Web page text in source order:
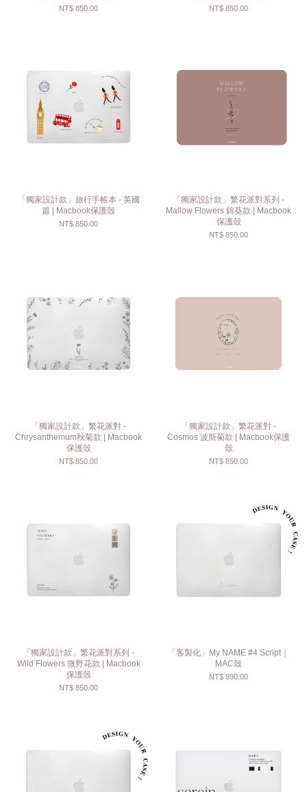
NT$ 850.00 NT$ 850.00
「獨家設計款」旅行手帳本 - 英國
篇 | Macbook保護殼
NT$ 850.00
「獨家設計款」繁花派對系列 -
Mallow Flowers 錦葵款 | Macbook
保護殼
NT$ 850.00
「獨家設計款」繁花派對 -
Chrysanthemum秋菊款 | Macbook
保護殼
NT$ 850.00
「獨家設計款」繁花派對 -
Cosmos 波斯菊款 | Macbook保護
殼
NT$ 850.00
「獨家設計款」繁花派對系列 -
Wild Flowers 微野花款 | Macbook
保護殼
NT$ 850.00
「客製化」My NAME #4 Script｜
MAC殼
NT$ 890.00